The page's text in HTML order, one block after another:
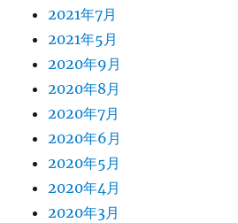
2021年7月
2021年5月
2020年9月
2020年8月
2020年7月
2020年6月
2020年5月
2020年4月
2020年3月